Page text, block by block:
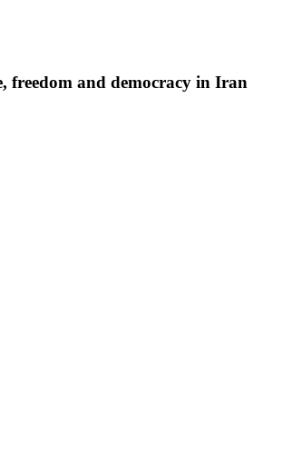
, freedom and democracy in Iran